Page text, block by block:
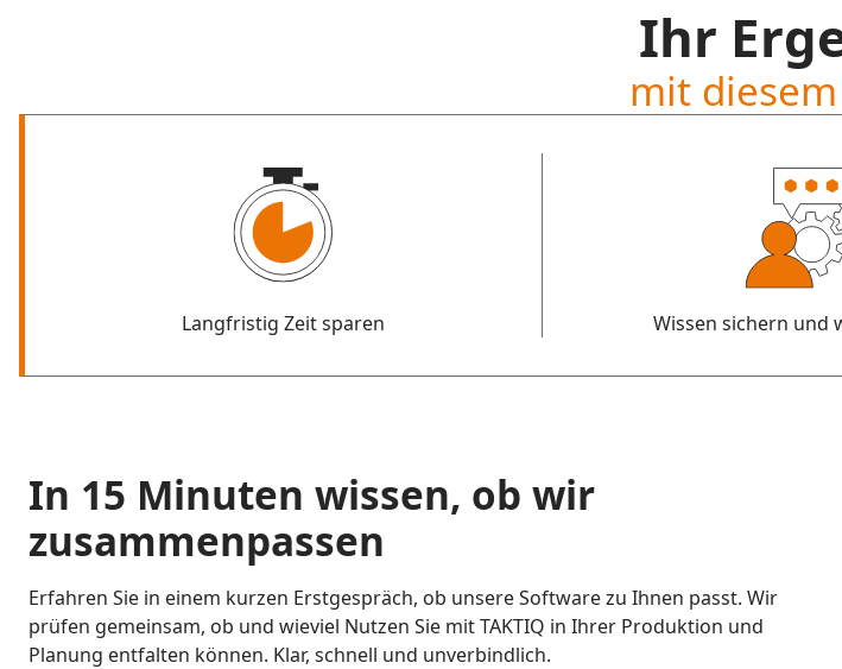
Ihr
mit
Langfristig Zeit sparen Wissen sichern und
In 15 Minuten wissen, ob wir
zusammenpassen
Erfahren Sie in einem kurzen Erstgespräch, ob unsere Software zu Ihnen passt. Wir
prüfen gemeinsam, ob und wieviel Nutzen Sie mit TAKTIQ in Ihrer Produktion und
Planung entfalten können. Klar, schnell und unverbindlich.